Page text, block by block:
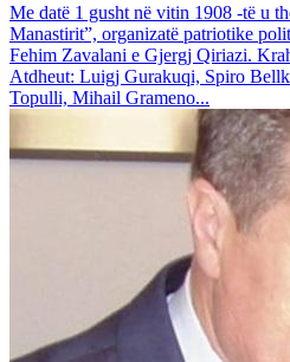
Me datë 1 gusht në vitin 1908 -të u
Manastirit”, organizatë patriotike
Fehim Zavalani e Gjergj Qiriazi.
Atdheut: Luigj Gurakuqi, Spiro
Topulli, Mihail Grameno...